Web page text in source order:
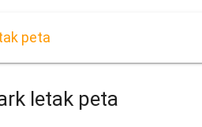
peta
letak peta